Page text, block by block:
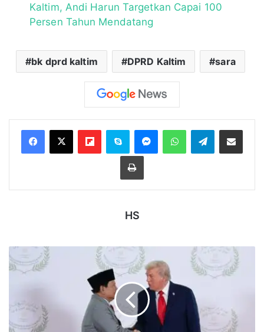
Kaltim, Andi Harun Targetkan Capai 100
Persen Tahun Mendatang
bk dprd kaltim DPRD Kaltim sara
FlipboardSkype MessengerWhatsAppTelegramBagikan melalui Email
Cetak
HS
Puji
Prabowo
KTT
Perdamaian
Gaza